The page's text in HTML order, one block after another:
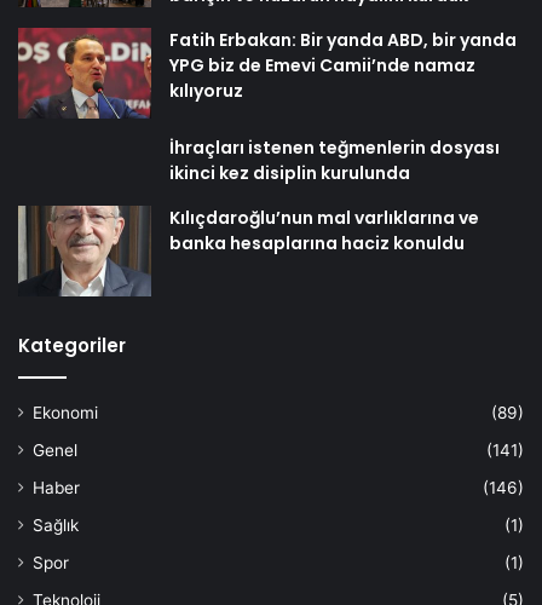
Fatih Erbakan: Bir yanda ABD, bir yanda
YPG biz de Emevi Camii’nde namaz
kılıyoruz
İhraçları istenen teğmenlerin dosyası
ikinci kez disiplin kurulunda
Kılıçdaroğlu’nun mal varlıklarına ve
banka hesaplarına haciz konuldu
Kategoriler
Ekonomi
(89)
Genel
(141)
Haber
(146)
Sağlık
(1)
Spor
(1)
Teknoloji
(5)